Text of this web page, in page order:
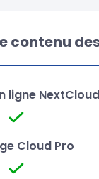
contenu